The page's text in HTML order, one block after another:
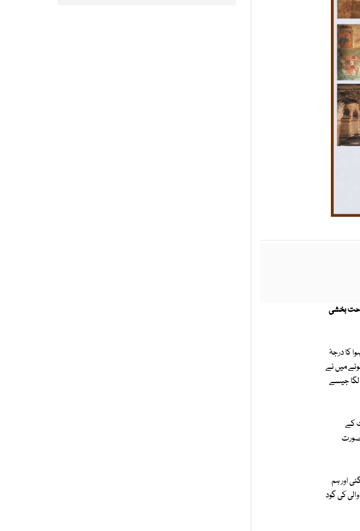
بخشی
کا درجۂ
میں نے
لگا جیسے
کے
صورت
اور ہم
کی گود